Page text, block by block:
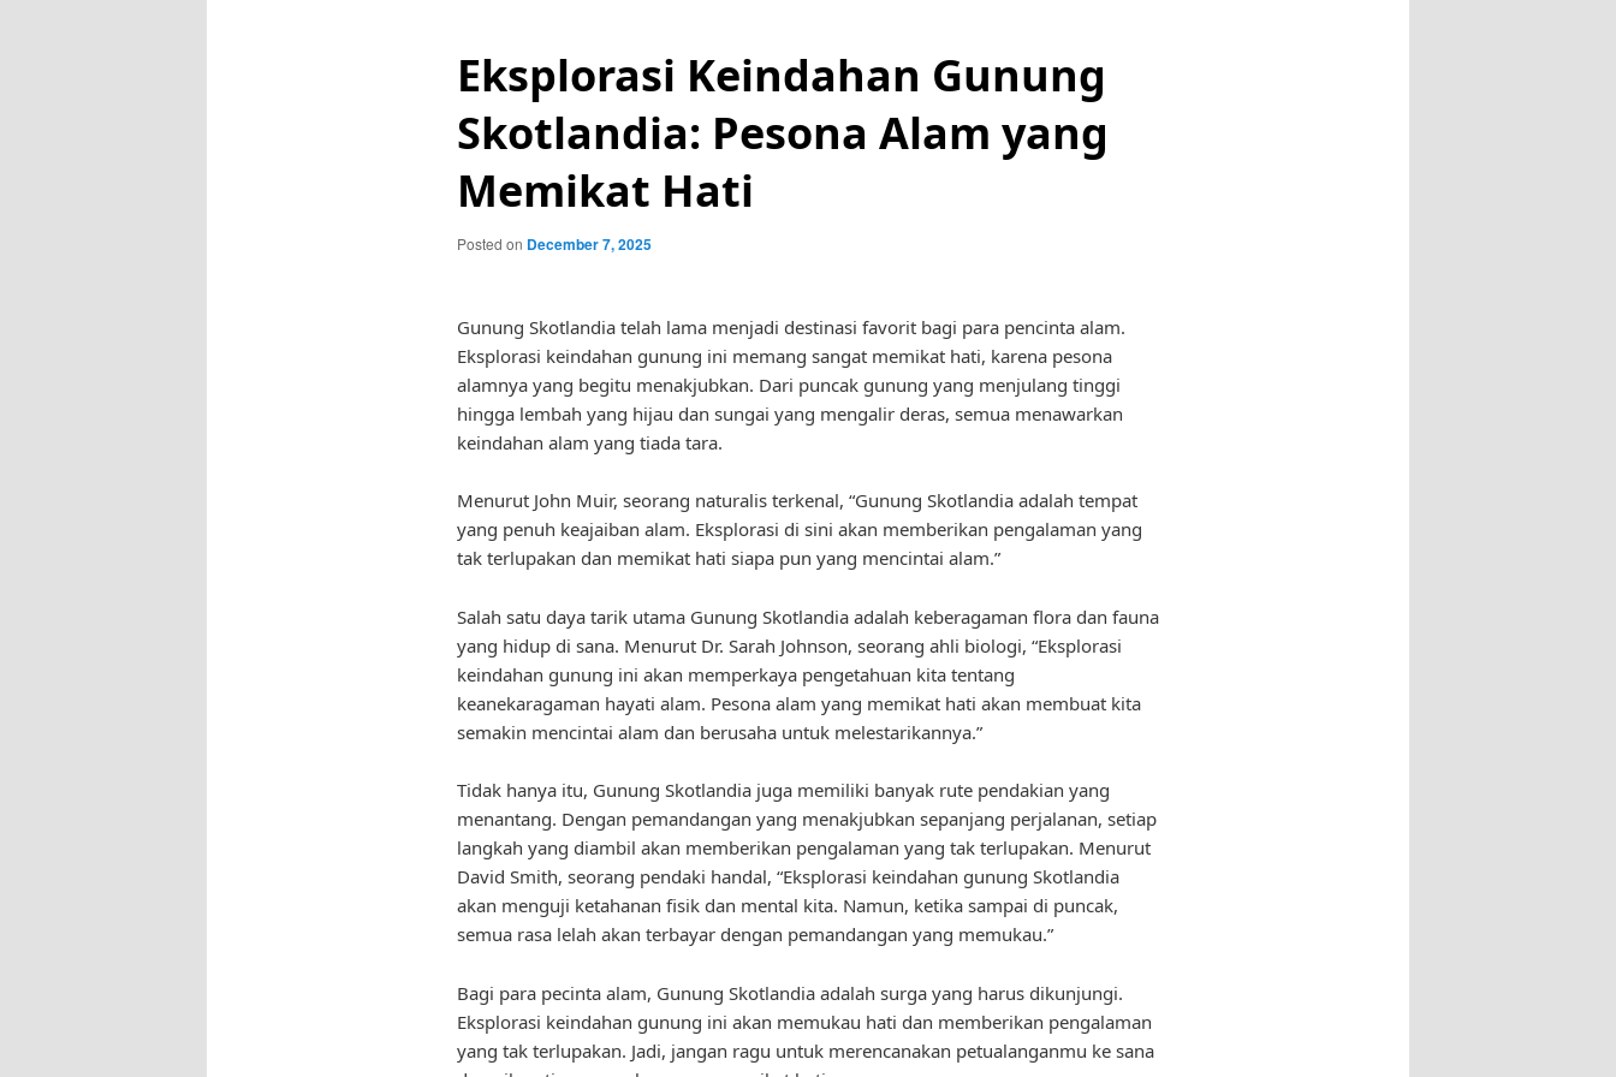
Eksplorasi Keindahan Gunung
Skotlandia: Pesona Alam yang
Memikat Hati
Posted on December 7, 2025
Gunung Skotlandia telah lama menjadi destinasi favorit bagi para pencinta alam.
Eksplorasi keindahan gunung ini memang sangat memikat hati, karena pesona
alamnya yang begitu menakjubkan. Dari puncak gunung yang menjulang tinggi
hingga lembah yang hijau dan sungai yang mengalir deras, semua menawarkan
keindahan alam yang tiada tara.
Menurut John Muir, seorang naturalis terkenal, “Gunung Skotlandia adalah tempat
yang penuh keajaiban alam. Eksplorasi di sini akan memberikan pengalaman yang
tak terlupakan dan memikat hati siapa pun yang mencintai alam.”
Salah satu daya tarik utama Gunung Skotlandia adalah keberagaman flora dan fauna
yang hidup di sana. Menurut Dr. Sarah Johnson, seorang ahli biologi, “Eksplorasi
keindahan gunung ini akan memperkaya pengetahuan kita tentang
keanekaragaman hayati alam. Pesona alam yang memikat hati akan membuat kita
semakin mencintai alam dan berusaha untuk melestarikannya.”
Tidak hanya itu, Gunung Skotlandia juga memiliki banyak rute pendakian yang
menantang. Dengan pemandangan yang menakjubkan sepanjang perjalanan, setiap
langkah yang diambil akan memberikan pengalaman yang tak terlupakan. Menurut
David Smith, seorang pendaki handal, “Eksplorasi keindahan gunung Skotlandia
akan menguji ketahanan fisik dan mental kita. Namun, ketika sampai di puncak,
semua rasa lelah akan terbayar dengan pemandangan yang memukau.”
Bagi para pecinta alam, Gunung Skotlandia adalah surga yang harus dikunjungi.
Eksplorasi keindahan gunung ini akan memukau hati dan memberikan pengalaman
yang tak terlupakan. Jadi, jangan ragu untuk merencanakan petualanganmu ke sana